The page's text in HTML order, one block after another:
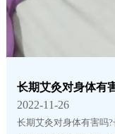
长期艾灸对身体有
2022-11-26
长期艾灸对身体有害吗